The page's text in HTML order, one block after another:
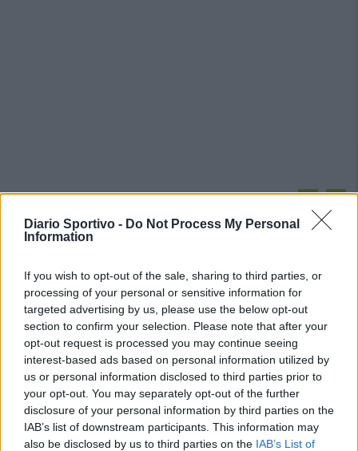
Diario Sportivo - Do Not Process My Personal
Information
If you wish to opt-out of the sale, sharing to third parties, or
processing of your personal or sensitive information for
targeted advertising by us, please use the below opt-out
section to confirm your selection. Please note that after your
opt-out request is processed you may continue seeing
interest-based ads based on personal information utilized by
us or personal information disclosed to third parties prior to
your opt-out. You may separately opt-out of the further
disclosure of your personal information by third parties on the
IAB’s list of downstream participants. This information may
also be disclosed by us to third parties on the IAB’s List of
giovani tra i…
7 Ago 2026
Per Carbonia e Olbia si apre lo spiraglio di
ripartire dalla Seconda
7 Ago 2026
Il Selargius rinforza il centrocampo con
Manuel Rinino e Samuele Vacca
6 Ago 2026